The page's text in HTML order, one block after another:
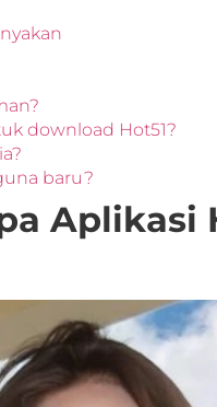
download Hot51?
baru?
Aplikasi